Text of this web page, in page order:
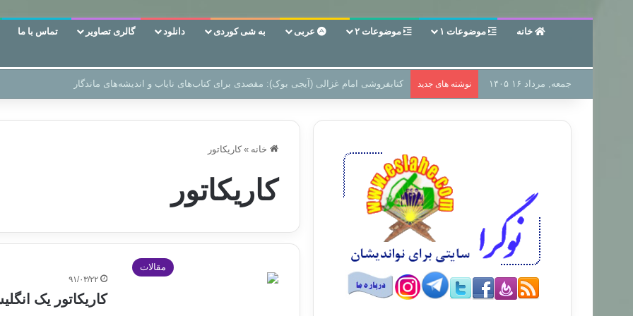
خانه موضوعات ۱ موضوعات ۲ عربی به شی کوردی دانلود گالری تصاویر تماس با ما
جمعه, مرداد ۱۶ ۱۴۰۵ نوشته های جدید سر دفتر فساد در زمین‌، دوری وکناره‌گیری از راه خداست‌!
خانه » کاریکاتور
کاریکاتور
مقالات
۹۱/۰۳/۲۲
کاریکاتور یک